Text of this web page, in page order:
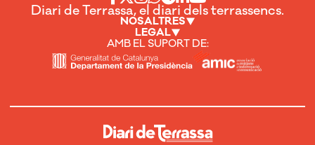
Diari de Terrassa, el diari dels terrassencs.
NOSALTRES
LEGAL
AMB EL SUPORT DE: